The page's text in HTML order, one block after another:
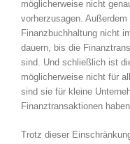
möglicherweise nicht
vorherzusagen.
Finanzbuchhaltung nicht
dauern, bis die
sind. Und schließlich ist
möglicherweise nicht für
sind sie für kleine
Finanztransaktionen
Trotz dieser